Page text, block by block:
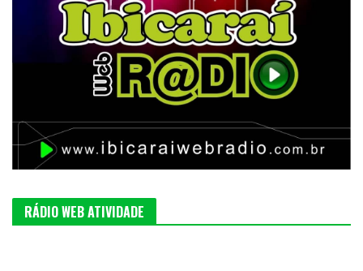
RÁDIO WEB ATIVIDADE